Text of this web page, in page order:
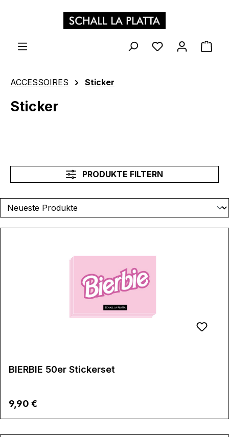
Zum Hauptinhalt springen
ACCESSOIRES Sticker
Sticker
PRODUKTE FILTERN
BIERBIE 50er Stickerset
Regulärer Preis:
9,90 €